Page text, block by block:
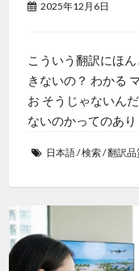
2025年12月6日
こういう翻訳にほ
きないの？ わかる
お そうじゃないん
ないのかってのあ
日本語/検索/翻訳品